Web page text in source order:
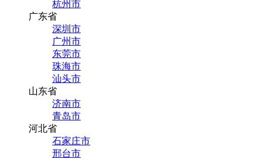
杭州市
广东省
深圳市
广州市
东莞市
珠海市
汕头市
山东省
济南市
青岛市
河北省
石家庄市
邢台市